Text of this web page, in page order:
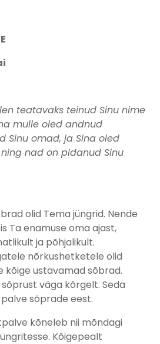
teatavaks teinud Sinu nime
mulle oled andnud
Sinu omad, ja Sina oled
nad on pidanud Sinu
olid Tema jüngrid. Nende
Ta enamuse oma ajast,
ja põhjalikult.
nõrkushetketele olid
kõige ustavamad sõbrad.
väga kõrgelt. Seda
sõprade eest.
kõneleb nii mõndagi
Kõigepealt